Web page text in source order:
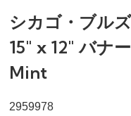
シカゴ・ブル
15" x 12" バナ
Mint
2959978